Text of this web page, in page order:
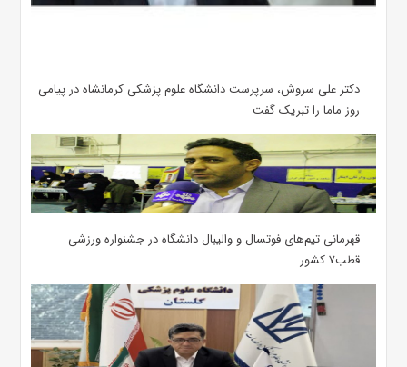
دکتر علی سروش، سرپرست دانشگاه علوم پزشکی کرمانشاه در پیامی
روز ماما را تبریک گفت
قهرمانی تیم‌های فوتسال و والیبال دانشگاه در جشنواره ورزشی
قطب۷ کشور